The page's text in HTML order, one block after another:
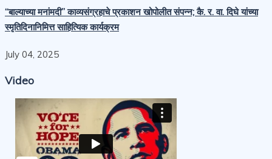
“बाल्याच्या मनांमदी” काव्यसंग्रहाचे प्रकाशन खोपोलीत संपन्न; कै. र. वा. दिघे यांच्या
स्मृतिदिनानिमित्त साहित्यिक कार्यक्रम
July 04, 2025
Video